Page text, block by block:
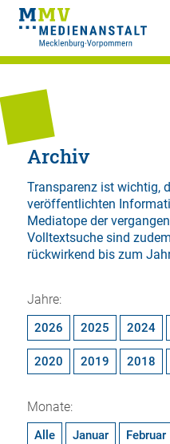
Archiv
Transparenz ist wichtig,
veröffentlichten
Mediatope der
Volltextsuchesind
rückwirkend bis zum
Jahre:
2026 2025 2024
2020 2019 2018
Monate:
Alle Januar Februar